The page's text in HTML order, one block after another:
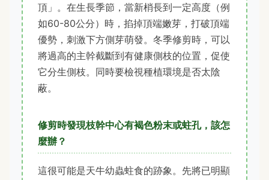
頂」。在生長季節，當新梢長到一定高度（例
如60-80公分）時，掐掉頂端嫩芽，打破頂端
優勢，刺激下方側芽萌發。冬季修剪時，可以
將過高的主幹截斷到有健康側枝的位置，促使
它分生側枝。同時要檢視種植環境是否太陰
蔽。
修剪時發現枝幹中心有褐色粉末或蛀孔，該怎
麼辦？
這很可能是天牛幼蟲蛀食的跡象。先將已明顯